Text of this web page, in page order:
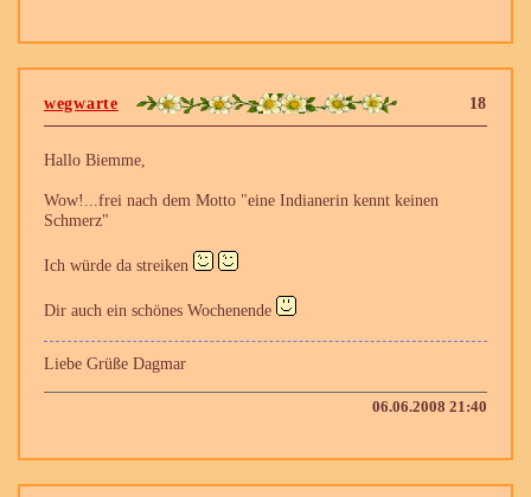
18
wegwarte
Hallo Biemme,
Wow!...frei nach dem Motto "eine Indianerin kennt keinen
Schmerz"
Ich würde da streiken
Dir auch ein schönes Wochenende
Liebe Grüße Dagmar
06.06.2008 21:40